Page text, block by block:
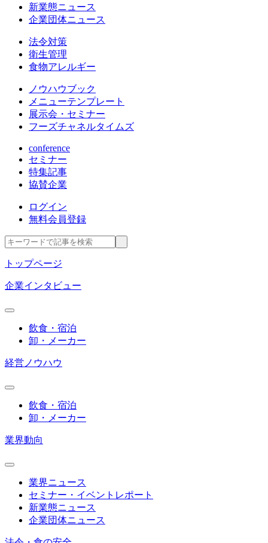
新業態ニュース
企業団体ニュース
法令対策
衛生管理
食物アレルギー
ノウハウブック
メニューテンプレート
展示会・セミナー
フーズチャネルタイムズ
conference
セミナー
特集記事
協賛企業
ログイン
無料会員登録
トップページ
企業インタビュー
飲食・宿泊
卸・メーカー
経営ノウハウ
飲食・宿泊
卸・メーカー
業界動向
業界ニュース
セミナー・イベントレポート
新業態ニュース
企業団体ニュース